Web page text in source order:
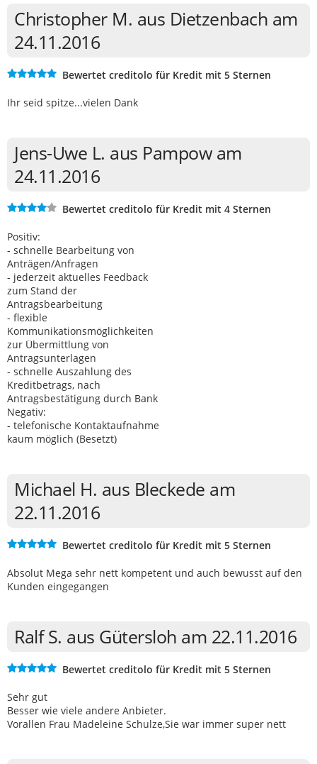
Christopher M. aus Dietzenbach am
24.11.2016
Bewertet creditolo für Kredit mit 5 Sternen
Ihr seid spitze...vielen Dank
Jens-Uwe L. aus Pampow am
24.11.2016
Bewertet creditolo für Kredit mit 4 Sternen
Positiv:
- schnelle Bearbeitung von
Anträgen/Anfragen
- jederzeit aktuelles Feedback
zum Stand der
Antragsbearbeitung
- flexible
Kommunikationsmöglichkeiten
zur Übermittlung von
Antragsunterlagen
- schnelle Auszahlung des
Kreditbetrags, nach
Antragsbestätigung durch Bank
Negativ:
- telefonische Kontaktaufnahme
kaum möglich (Besetzt)
Michael H. aus Bleckede am
22.11.2016
Bewertet creditolo für Kredit mit 5 Sternen
Absolut Mega sehr nett kompetent und auch bewusst auf den
Kunden eingegangen
Ralf S. aus Gütersloh am 22.11.2016
Bewertet creditolo für Kredit mit 5 Sternen
Sehr gut
Besser wie viele andere Anbieter.
Vorallen Frau Madeleine Schulze,Sie war immer super nett